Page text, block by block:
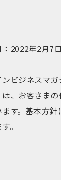
：2022年2月7日
ンビジネスマ
は、お客さま
ます。基本方
。